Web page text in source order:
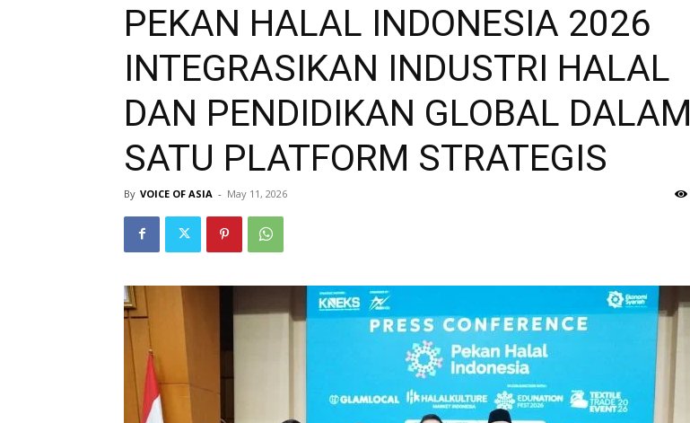
PEKAN HALAL INDONESIA 2026
INTEGRASIKAN INDUSTRI HALAL
DAN PENDIDIKAN GLOBAL DALAM
SATU PLATFORM STRATEGIS
By VOICE OF ASIA - May 11, 2026